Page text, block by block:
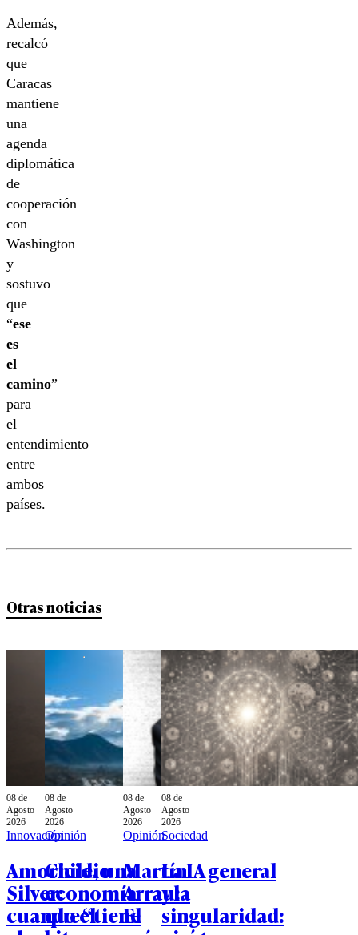
Además,
recalcó
que
Caracas
mantiene
una
agenda
diplomática
de
cooperación
con
Washington
y
sostuvo
que
“ese
es
el
camino”
para
el
entendimiento
entre
ambos
países.
Otras noticias
08 de
Agosto
2026
Innovación
Amoricidio
Silver:
cuando el
08 de
Agosto
2026
Opinión
Chile, una
economía
que “tiene
08 de
Agosto
2026
Opinión
Martín
Arrau:
El
08 de
Agosto
2026
Sociedad
La IA general
y la
singularidad: